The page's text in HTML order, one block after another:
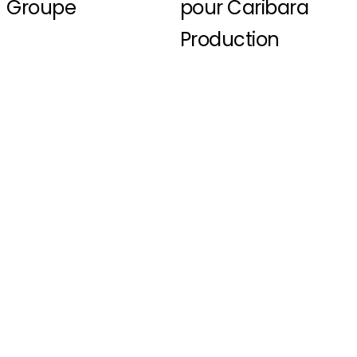
Groupe
pour Caribara
Production